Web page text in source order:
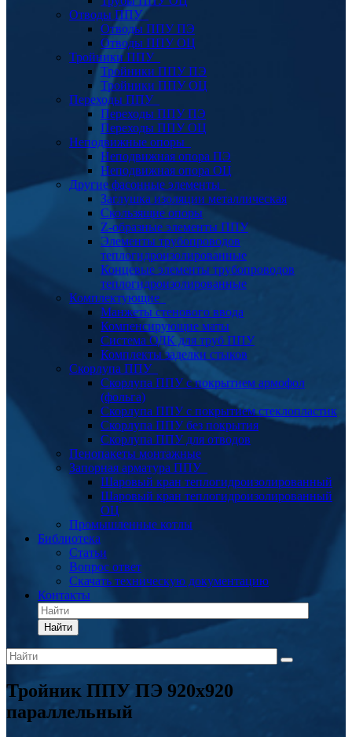
Отводы ППУ
Отводы ППУ ПЭ
Отводы ППУ ОЦ
Тройники ППУ
Тройники ППУ ПЭ
Тройники ППУ ОЦ
Переходы ППУ
Переходы ППУ ПЭ
Переходы ППУ ОЦ
Неподвижные опоры
Неподвижная опора ПЭ
Неподвижная опора ОЦ
Другие фасонные элементы
Заглушка изоляции металлическая
Скользящие опоры
Z-образные элементы ППУ
Элементы трубопроводов
теплогидроизолированные
Концевые элементы трубопроводов
теплогидроизолированные
Комплектующие
Манжеты стенового ввода
Компенсирующие маты
Система ОДК для труб ППУ
Комплекты заделки стыков
Скорлупа ППУ
Скорлупа ППУ с покрытием армофол
(фольга)
Скорлупа ППУ с покрытием стеклопластик
Скорлупа ППУ без покрытия
Скорлупа ППУ для отводов
Пенопакеты монтажные
Запорная арматура ППУ
Шаровый кран теплогидроизолированный
Шаровый кран теплогидроизолированный
ОЦ
Промышленные котлы
Библиотека
Статьи
Вопрос ответ
Скачать техническую документацию
Контакты
Найти
Тройник ППУ ПЭ 920x920
параллельный